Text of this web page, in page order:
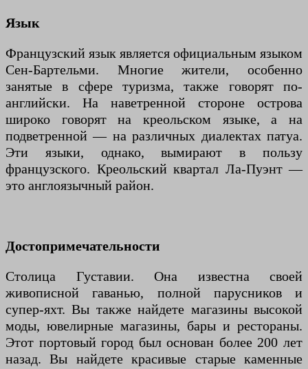
Язык
Французский язык является официальным языком
Сен-Бартельми. Многие жители, особенно
занятые в сфере туризма, также говорят по-
английски. На наветренной стороне острова
широко говорят на креольском языке, а на
подветренной — на различных диалектах патуа.
Эти языки, однако, вымирают в пользу
французского. Креольский квартал Ла-Пуэнт —
это англоязычный район.
Достопримечательности
Столица Густавии. Она известна своей
живописной гаванью, полной парусников и
супер-яхт. Вы также найдете магазины высокой
моды, ювелирные магазины, бары и рестораны.
Этот портовый город был основан более 200 лет
назад. Вы найдете красивые старые каменные